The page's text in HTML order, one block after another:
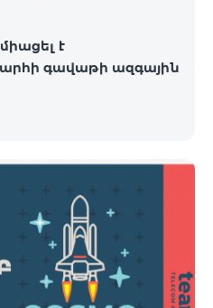
է
գավաթի ազգային